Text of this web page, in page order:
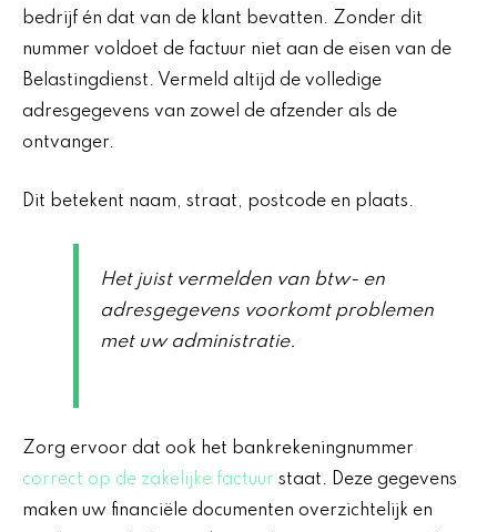
bedrijf én dat van de klant bevatten. Zonder dit
nummer voldoet de factuur niet aan de eisen van de
Belastingdienst. Vermeld altijd de volledige
adresgegevens van zowel de afzender als de
ontvanger.
Dit betekent naam, straat, postcode en plaats.
Het juist vermelden van btw- en
adresgegevens voorkomt problemen
met uw administratie.
Zorg ervoor dat ook het bankrekeningnummer
correct op de zakelijke factuur staat. Deze gegevens
maken uw financiële documenten overzichtelijk en